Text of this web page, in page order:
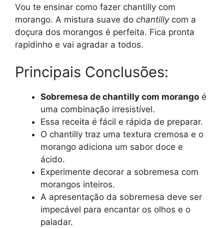
Vou te ensinar como fazer chantilly com
morango. A mistura suave do chantillycom a
doçura dos morangos é perfeita. Fica pronta
rapidinho e vai agradar a todos.
Principais Conclusões:
Sobremesa de chantilly com morango é
uma combinação irresistível.
Essa receita é fácil e rápida de preparar.
O chantilly traz uma textura cremosa e o
morango adiciona um sabor doce e
ácido.
Experimente decorar a sobremesa com
morangos inteiros.
A apresentação da sobremesa deve ser
impecável para encantar os olhos e o
paladar.